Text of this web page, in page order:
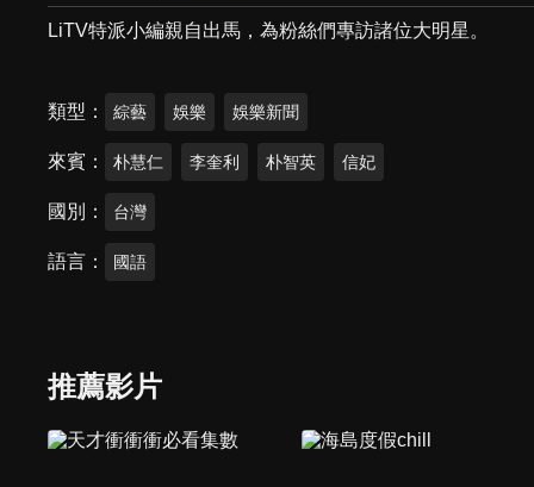
LiTV特派小編親自出馬，為粉絲們專訪諸位大明星。
類型 綜藝 娛樂 娛樂新聞
來賓 朴慧仁 李奎利 朴智英 信妃
國別 台灣
語言 國語
推薦影片